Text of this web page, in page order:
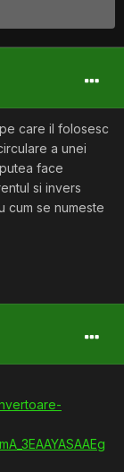
care il folosesc
a unei
face
si invers
cum se numeste